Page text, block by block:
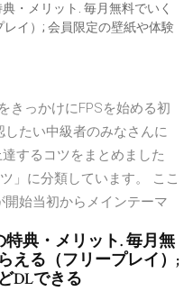
・メリット. 毎月無料でいく
イ）; 会員限定の壁紙や体験
きっかけにFPSを始める初
たい中級者のみなさんに
するコツをまとめました
」に分類しています。 ここ
始当初からメインテーマ
特典・メリット. 毎月無
える（フリープレイ）;
DLできる